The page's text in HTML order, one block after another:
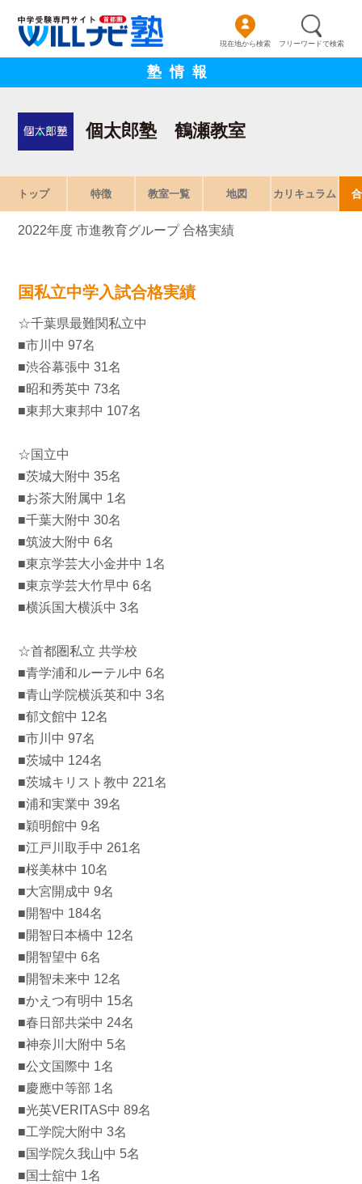
現在地から検索 フリーワードで検索
塾情報
個太郎塾 鶴瀬教室
トップ 特徴 教室一覧 地図 カリキュラム
2022年度 市進教育グループ 合格実績
国私立中学入試合格実績
☆千葉県最難関私立中
■市川中 97名
■渋谷幕張中 31名
■昭和秀英中 73名
■東邦大東邦中 107名
☆国立中
■茨城大附中 35名
■お茶大附属中 1名
■千葉大附中 30名
■筑波大附中 6名
■東京学芸大小金井中 1名
■東京学芸大竹早中 6名
■横浜国大横浜中 3名
☆首都圏私立 共学校
■青学浦和ルーテル中 6名
■青山学院横浜英和中 3名
■郁文館中 12名
■市川中 97名
■茨城中 124名
■茨城キリスト教中 221名
■浦和実業中 39名
■穎明館中 9名
■江戸川取手中 261名
■桜美林中 10名
■大宮開成中 9名
■開智中 184名
■開智日本橋中 12名
■開智望中 6名
■開智未来中 12名
■かえつ有明中 15名
■春日部共栄中 24名
■神奈川大附中 5名
■公文国際中 1名
■慶應中等部 1名
■光英VERITAS中 89名
■工学院大附中 3名
■国学院久我山中 5名
■国士舘中 1名